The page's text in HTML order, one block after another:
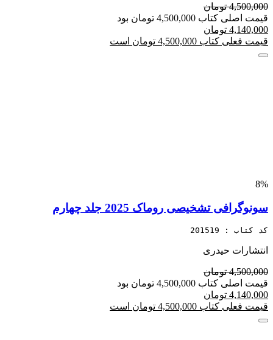
4,500,000 تومان
قیمت اصلی کتاب 4,500,000 تومان بود
4,140,000 تومان
قیمت فعلی کتاب 4,500,000 تومان است
8%
سونوگرافی تشخیصی روماک 2025 جلد چهارم
کد کتاب : 201519
انتشارات حیدری
4,500,000 تومان
قیمت اصلی کتاب 4,500,000 تومان بود
4,140,000 تومان
قیمت فعلی کتاب 4,500,000 تومان است